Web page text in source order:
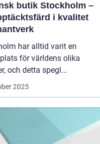
butik Stockholm –
i kvalitet
har alltid varit en
för världens olika
och detta spegl...
2025